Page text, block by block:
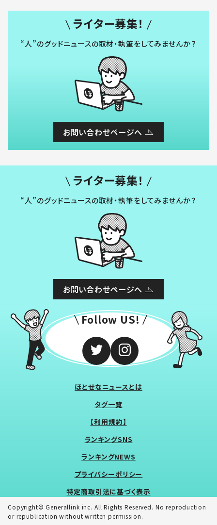
ライター募集！
“人”のグッドニュースの取材・執筆をしてみませんか？
お問い合わせページへ
ライター募集！
“人”のグッドニュースの取材・執筆をしてみませんか？
お問い合わせページへ
Follow US!
ほとせなニュースとは
タグ一覧
【利用規約】
ランキングSNS
ランキングNEWS
プライバシーポリシー
特定商取引法に基づく表示
Copyright© Generallink inc. All Rights Reserved. No reproduction
or republication without written permission.